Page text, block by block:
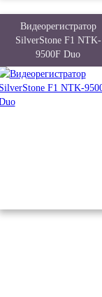
Видеорегистратор
SilverStone F1 NTK-
9500F Duo